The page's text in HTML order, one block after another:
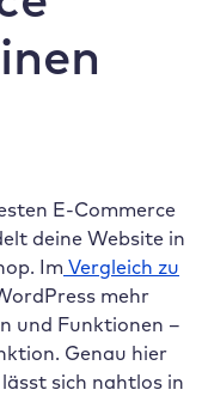
E-Commerce
deine Website in
Im Vergleich zu
mehr
und Funktionen –
Genau hier
sich nahtlos in